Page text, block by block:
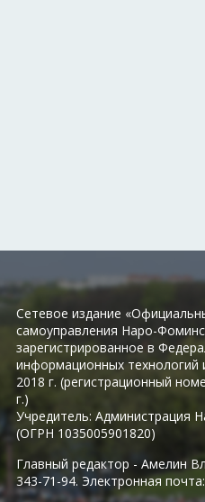
Сетевое издание
самоуправления Наро-
зарегистрированное в
информационных технологий
2018 г. (регистрационный
г.)
Учредитель: Администрация
(ОГРН 1035005901820)
Главный редактор - Амелин
343-71-94. Электронная